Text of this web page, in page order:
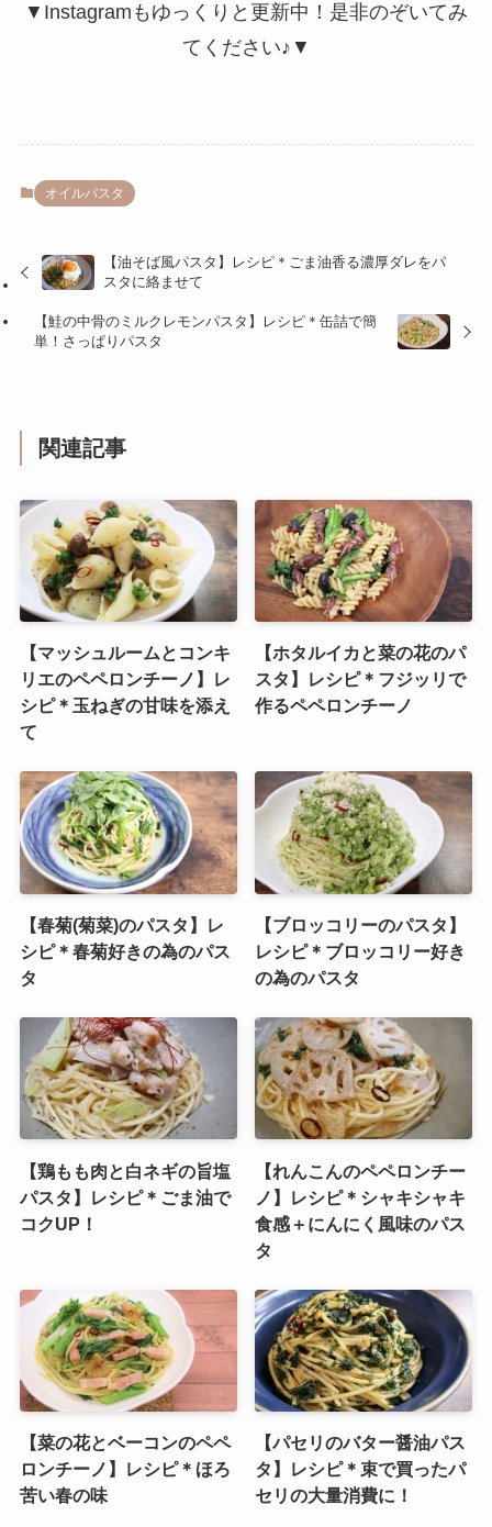
▼Instagramもゆっくりと更新中！是非のぞいてみ
てください♪▼
オイルパスタ
【油そば風パスタ】レシピ＊ごま油香る濃厚ダレをパ
スタに絡ませて
【鮭の中骨のミルクレモンパスタ】レシピ＊缶詰で簡
単！さっぱりパスタ
関連記事
【マッシュルームとコンキ
リエのペペロンチーノ】レ
シピ＊玉ねぎの甘味を添え
て
【ホタルイカと菜の花のパ
スタ】レシピ＊フジッリで
作るペペロンチーノ
【春菊(菊菜)のパスタ】レ
シピ＊春菊好きの為のパス
タ
【ブロッコリーのパスタ】
レシピ＊ブロッコリー好き
の為のパスタ
【鶏もも肉と白ネギの旨塩
パスタ】レシピ＊ごま油で
コクUP！
【れんこんのペペロンチー
ノ】レシピ＊シャキシャキ
食感＋にんにく風味のパス
タ
【菜の花とベーコンのペペ
ロンチーノ】レシピ＊ほろ
苦い春の味
【パセリのバター醤油パス
タ】レシピ＊束で買ったパ
セリの大量消費に！